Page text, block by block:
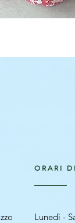
ORARI
Lunedì -